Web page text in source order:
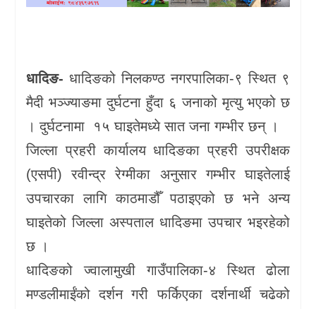
विश्व
रोचक
विचार/
अन्तर्वार्ता
धादिङ- धादिङको निलकण्ठ नगरपालिका-९ स्थित ९
मैदी भञ्ज्याङमा दुर्घटना हुँदा ६ जनाको मृत्यु भएको छ
। दुर्घटनामा १५ घाइतेमध्ये सात जना गम्भीर छन् ।
जिल्ला प्रहरी कार्यालय धादिङका प्रहरी उपरीक्षक
(एसपी) रवीन्द्र रेग्मीका अनुसार गम्भीर घाइतेलाई
उपचारका लागि काठमाडौँ पठाइएको छ भने अन्य
घाइतेको जिल्ला अस्पताल धादिङमा उपचार भइरहेको
छ ।
धादिङको ज्वालामुखी गाउँपालिका-४ स्थित ढोला
मण्डलीमाईंको दर्शन गरी फर्किएका दर्शनार्थी चढेको